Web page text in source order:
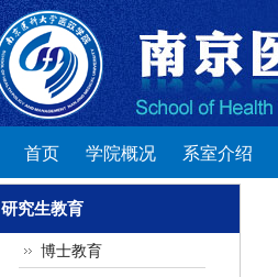
首页 学院概况 系室介绍
研究生教育
博士教育